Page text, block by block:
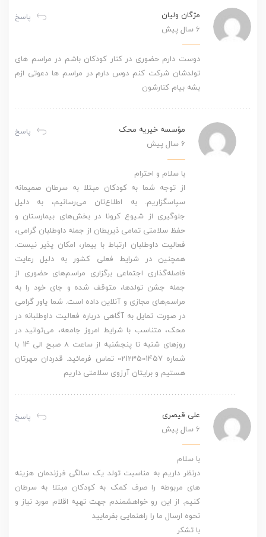
پاسخ
مژگان ولیان
6 سال پیش
دوست دارم حضوری در کنار کودکان باشم در مراسم های
تولدشان شرکت کنم دوس دارم در مراسم ها دعوتی ازم
بشه بیام کنارشون
پاسخ
مؤسسه خیریه محک
6 سال پیش
با سلام و احترام
از توجه شما به کودکان مبتلا به سرطان صمیمانه
سپاسگزاریم. به اطلاع‌تان می‌رسانیم، به دلیل
جلوگیری از شیوع کرونا در بخش‌های بیمارستان و
حفظ سلامتی تمامی ذیربطان از جمله داوطلبان گرامی،
فعالیت داوطلبان ارتباط با بیمار، امکان پذیر نیست.
همچنین در شرایط فعلی کشور به دلیل رعایت
فاصله‌گذاری اجتماعی برگزاری مراسم‌های حضوری از
جمله جشن تولدها، متوقف شده و جای خود را به
مراسم‌های مجازی و آنلاین داده است. شما یاور گرامی
در صورت تمایل به آگاهی درباره فعالیت داوطلبانه در
محک، متناسب با شرایط امروز جامعه، می‌توانید در
روزهای شنبه تا پنجشنبه از ساعت 8 صبح الی 14 با
شماره 02123501457 تماس فرمائید. قدردان مهرتان
هستیم و برایتان آرزوی سلامتی داریم
پاسخ
علی قیصری
6 سال پیش
با سلام
درنظر داریم به مناسبت تولد یک سالگی فرزندمان هزینه
های مربوطه را صرف کمک به کودکان مبتلا به سرطان
کنیم. از این رو خواهشمندم جهت تهیه اقلام مورد نیاز و
نحوه ارسال ما را راهنمایی بفرمایید
با تشکر